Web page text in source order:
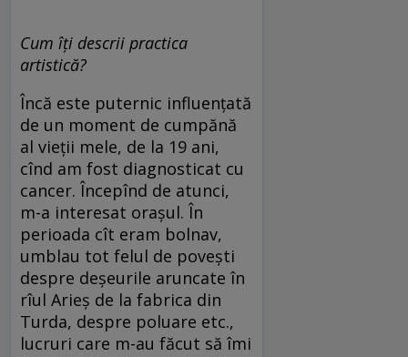
Cum îți descrii practica
artistică?
Încă este puternic influențată
de un moment de cumpănă
al vieții mele, de la 19 ani,
cînd am fost diagnosticat cu
cancer. Începînd de atunci,
m-a interesat orașul. În
perioada cît eram bolnav,
umblau tot felul de povești
despre deșeurile aruncate în
rîul Arieș de la fabrica din
Turda, despre poluare etc.,
lucruri care m-au făcut să îmi